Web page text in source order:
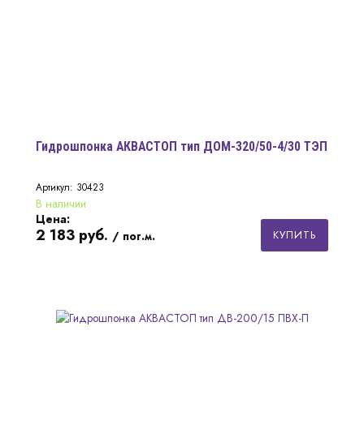
Гидрошпонка АКВАСТОП тип ДОМ-320/50-4/30 ТЭП
Артикул: 30423
В наличии
Цена:
2 183 руб. / пог.м. КУПИТЬ